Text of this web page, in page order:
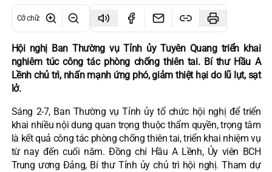
Cỡ chữ:
Hội nghị Ban Thường vụ Tỉnh ủy Tuyên Quang triển khai
nghiêm túc công tác phòng chống thiên tai. Bí thư Hầu A
Lềnh chủ trì, nhấn mạnh ứng phó, giảm thiệt hại do lũ lụt, sạt
lở.
Sáng 2-7, Ban Thường vụ Tỉnh ủy tổ chức hội nghị để triển
khai nhiều nội dung quan trọng thuộc thẩm quyền, trọng tâm
là kết quả công tác phòng chống thiên tai, triển khai nhiệm vụ
từ nay đến cuối năm. Đồng chí Hầu A Lềnh, Ủy viên BCH
Trung ương Đảng, Bí thư Tỉnh ủy chủ trì hội nghị. Tham dự